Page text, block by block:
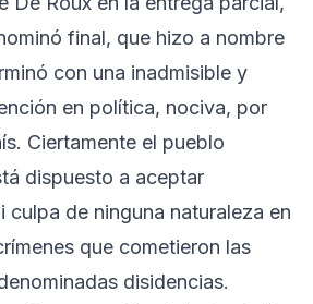
final, que hizo a nombre
con una inadmisible y
en política, nociva, por
Ciertamente el pueblo
dispuesto a aceptar
culpa de ninguna naturaleza en
que cometieron las
disidencias.